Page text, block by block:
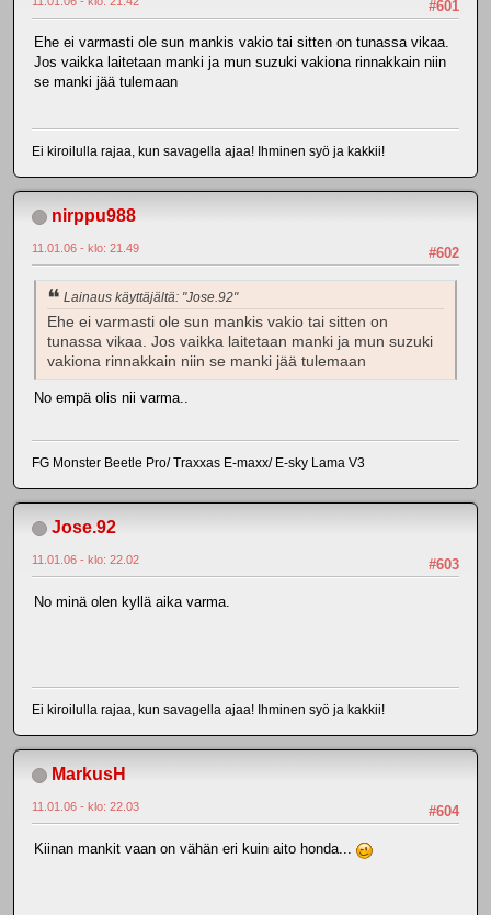
#601
Ehe ei varmasti ole sun mankis vakio tai sitten on tunassa vikaa.
Jos vaikka laitetaan manki ja mun suzuki vakiona rinnakkain niin
se manki jää tulemaan
Ei kiroilulla rajaa, kun savagella ajaa! Ihminen syö ja kakkii!
nirppu988
#602
11.01.06 - klo: 21.49
Lainaus käyttäjältä: "Jose.92"
Ehe ei varmasti ole sun mankis vakio tai sitten on
tunassa vikaa. Jos vaikka laitetaan manki ja mun suzuki
vakiona rinnakkain niin se manki jää tulemaan
No empä olis nii varma..
FG Monster Beetle Pro/ Traxxas E-maxx/ E-sky Lama V3
Jose.92
#603
11.01.06 - klo: 22.02
No minä olen kyllä aika varma.
Ei kiroilulla rajaa, kun savagella ajaa! Ihminen syö ja kakkii!
MarkusH
#604
11.01.06 - klo: 22.03
Kiinan mankit vaan on vähän eri kuin aito honda...